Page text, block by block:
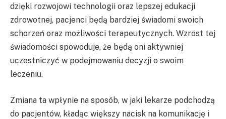
dzięki rozwojowi technologii oraz lepszej edukacji
zdrowotnej, pacjenci będą bardziej świadomi swoich
schorzeń oraz możliwości terapeutycznych. Wzrost tej
świadomości spowoduje, że będą oni aktywniej
uczestniczyć w podejmowaniu decyzji o swoim
leczeniu.
Zmiana ta wpłynie na sposób, w jaki lekarze podchodzą
do pacjentów, kładąc większy nacisk na komunikację i